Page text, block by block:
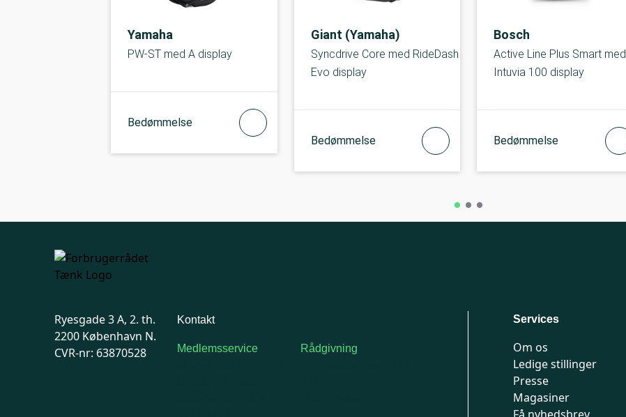
Yamaha
PW-ST med A display
Bedømmelse
Giant (Yamaha)
Syncdrive Core med RideDash
Evo display
Bedømmelse
Bosch
Active Line Plus Smart med
Intuvia 100 display
Bedømmelse
Ryesgade 3 A, 2. th.
2200 København N.
CVR-nr: 63870528
Kontakt
Medlemsservice Rådgivning
Services
Om os
Ledige stillinger
Presse
Magasiner